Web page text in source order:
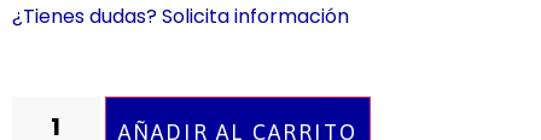
¿Tienes dudas? Solicita información
AÑADIR AL CARRITO